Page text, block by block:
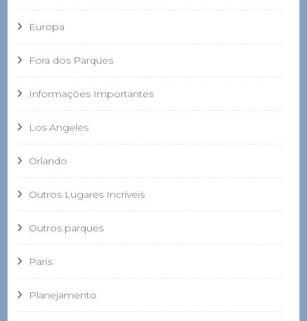
Europa
Fora dos Parques
Informações Importantes
Los Angeles
Orlando
Outros Lugares Incríveis
Outros parques
Paris
Planejamento